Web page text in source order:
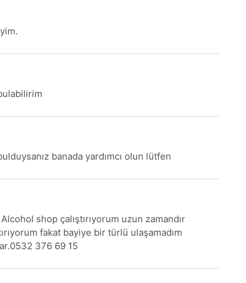
banada yardımcı olun lütfen
shop çalıştırıyorum uzun zamandır
fakat bayiye bir türlü ulaşamadım
376 69 15